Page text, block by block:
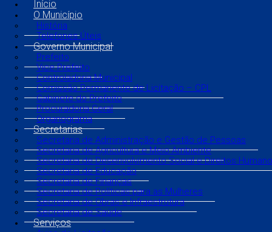
Início
O Município
História
Telefones Úteis
Governo Municipal
Prefeito
Vice Prefeito
Controladoria Municipal
Comissão Permanente de Licitação – CPL
Gabinete do Prefeito
Procuradoria Geral
Organograma
Secretarias
Secretaria de Administração e Gestão de Pessoas
Secretaria de Agricultura e Meio Ambiente
Secretaria de Desenvolvimento Social e Direitos
Secretaria de Educação
Secretaria de Finanças
Secretaria de Políticas para as Mulheres
Secretaria de Obras e Infraestrutura
Secretaria de Saúde
Serviços